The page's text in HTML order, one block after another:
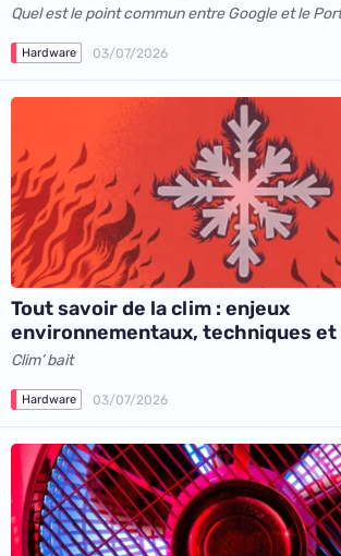
Quel est le point commun entre Google et le
Hardware 03/07/2026
Tout savoir de la clim : enjeux
environnementaux, techniques
Clim’ bait
Hardware 03/07/2026